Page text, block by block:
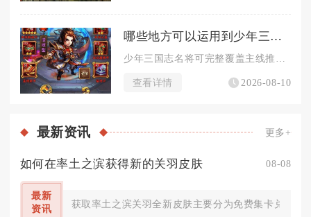
哪些地方可以运用到少年三国志名将
查看详情 2026-08-10
最新资讯 更多+
如何在率土之滨获得新的关羽皮肤 08-08
最新
资讯
获取率土之滨关羽全新皮肤主要分为免费集卡兑换